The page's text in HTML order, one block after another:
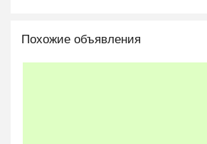
Похожие объявления